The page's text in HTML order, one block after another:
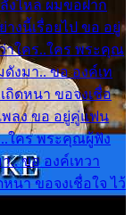
งไหล ผมขอฝาก
างนี้เรื่อยไป ขอ อยู่
าใคร..ใคร พระคุณ
งมา.. ขอ องค์เท
ดหนา ขอจงเชื่อ
พลง ขอ อยู่คู่แฟน
..ใคร พระคุณผู้ฟัง
.. ขอ องค์เทวา
นา ขอจงเชื่อใจ ไว้